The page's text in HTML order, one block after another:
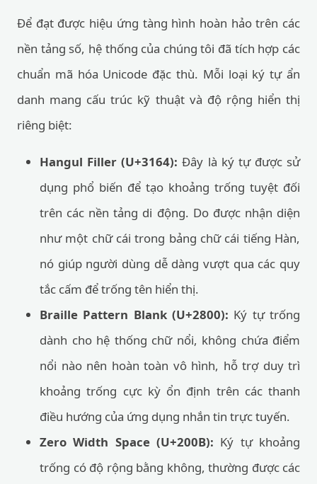
Để đạt được hiệu ứng tàng hình hoàn hảo trên các
nền tảng số, hệ thống của chúng tôi đã tích hợp các
chuẩn mã hóa Unicode đặc thù. Mỗi loại ký tự ẩn
danh mang cấu trúc kỹ thuật và độ rộng hiển thị
riêng biệt:
Hangul Filler (U+3164): Đây là ký tự được sử
dụng phổ biến để tạo khoảng trống tuyệt đối
trên các nền tảng di động. Do được nhận diện
như một chữ cái trong bảng chữ cái tiếng Hàn,
nó giúp người dùng dễ dàng vượt qua các quy
tắc cấm để trống tên hiển thị.
Braille Pattern Blank (U+2800): Ký tự trống
dành cho hệ thống chữ nổi, không chứa điểm
nổi nào nên hoàn toàn vô hình, hỗ trợ duy trì
khoảng trống cực kỳ ổn định trên các thanh
điều hướng của ứng dụng nhắn tin trực tuyến.
Zero Width Space (U+200B): Ký tự khoảng
trống có độ rộng bằng không, thường được các